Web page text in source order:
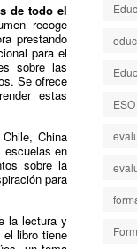
de todo el
recoge
prestando
para el
sobre las
Se ofrece
estas
China
escuelas en
sobre la
para
la lectura y
libro tiene
ESO